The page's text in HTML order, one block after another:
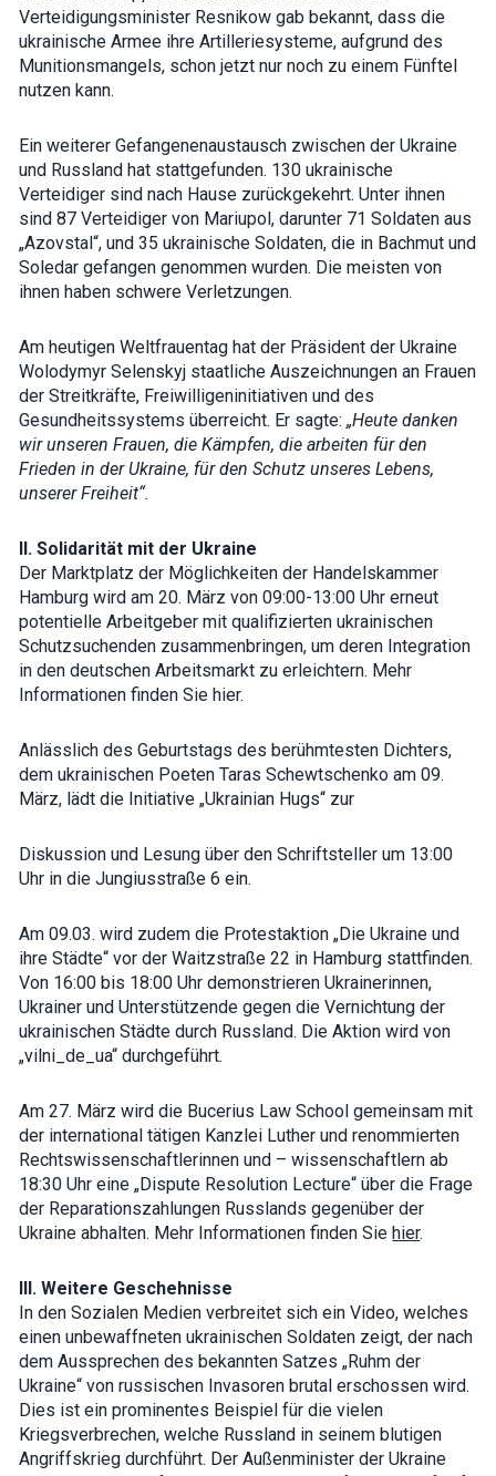
Verteidigungsminister Resnikow gab bekannt, dass die
ukrainische Armee ihre Artilleriesysteme, aufgrund des
Munitionsmangels, schon jetzt nur noch zu einem Fünftel
nutzen kann.
Ein weiterer Gefangenenaustausch zwischen der Ukraine
und Russland hat stattgefunden. 130 ukrainische
Verteidiger sind nach Hause zurückgekehrt. Unter ihnen
sind 87 Verteidiger von Mariupol, darunter 71 Soldaten aus
„Azovstal“, und 35 ukrainische Soldaten, die in Bachmut und
Soledar gefangen genommen wurden. Die meisten von
ihnen haben schwere Verletzungen.
Am heutigen Weltfrauentag hat der Präsident der Ukraine
Wolodymyr Selenskyj staatliche Auszeichnungen an Frauen
der Streitkräfte, Freiwilligeninitiativen und des
Gesundheitssystems überreicht. Er sagte:„Heute danken
wir unseren Frauen, die Kämpfen, die arbeiten für den
Frieden in der Ukraine, für den Schutz unseres Lebens,
unserer Freiheit“.
II. Solidarität mit der Ukraine
Der Marktplatz der Möglichkeiten der Handelskammer
Hamburg wird am 20. März von 09:00-13:00 Uhr erneut
potentielle Arbeitgeber mit qualifizierten ukrainischen
Schutzsuchenden zusammenbringen, um deren Integration
in den deutschen Arbeitsmarkt zu erleichtern. Mehr
Informationen finden Sie hier.
Anlässlich des Geburtstags des berühmtesten Dichters,
dem ukrainischen Poeten Taras Schewtschenko am 09.
März, lädt die Initiative „Ukrainian Hugs“ zur
Diskussion und Lesung über den Schriftsteller um 13:00
Uhr in die Jungiusstraße 6 ein.
Am 09.03. wird zudem die Protestaktion „Die Ukraine und
ihre Städte“ vor der Waitzstraße 22 in Hamburg stattfinden.
Von 16:00 bis 18:00 Uhr demonstrieren Ukrainerinnen,
Ukrainer und Unterstützende gegen die Vernichtung der
ukrainischen Städte durch Russland. Die Aktion wird von
„vilni_de_ua“ durchgeführt.
Am 27. März wird die Bucerius Law School gemeinsam mit
der international tätigen Kanzlei Luther und renommierten
Rechtswissenschaftlerinnen und – wissenschaftlern ab
18:30 Uhr eine „Dispute Resolution Lecture“ über die Frage
der Reparationszahlungen Russlands gegenüber der
Ukraine abhalten. Mehr Informationen finden Sie hier.
III. Weitere Geschehnisse
In den Sozialen Medien verbreitet sich ein Video, welches
einen unbewaffneten ukrainischen Soldaten zeigt, der nach
dem Aussprechen des bekannten Satzes „Ruhm der
Ukraine“ von russischen Invasoren brutal erschossen wird.
Dies ist ein prominentes Beispiel für die vielen
Kriegsverbrechen, welche Russland in seinem blutigen
Angriffskrieg durchführt. Der Außenminister der Ukraine
behavior as
you visit our
site, you
increase the
content and
offers.